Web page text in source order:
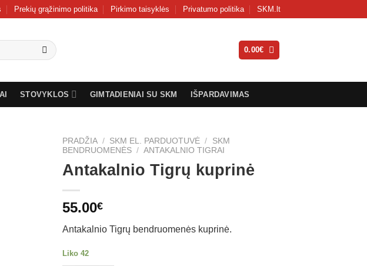
Prekių grąžinimo politika Pirkimo taisyklės Privatumo politika SKM.lt
0.00€
STOVYKLOS GIMTADIENIAI SU SKM IŠPARDAVIMAS
PRADŽIA / SKM EL. PARDUOTUVĖ /
SKM
BENDRUOMENĖS / ANTAKALNIO TIGRAI
Antakalnio Tigrų kuprinė
55.00€
Antakalnio Tigrų bendruomenės kuprinė.
Liko 42